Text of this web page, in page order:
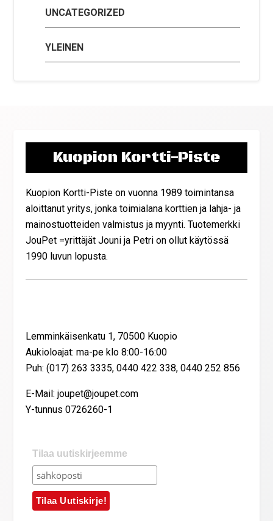
UNCATEGORIZED
YLEINEN
Kuopion Kortti-Piste
Kuopion Kortti-Piste on vuonna 1989 toimintansa
aloittanut yritys, jonka toimialana korttien ja lahja- ja
mainostuotteiden valmistus ja myynti. Tuotemerkki
JouPet =yrittäjät Jouni ja Petri on ollut käytössä
1990 luvun lopusta.
Lemminkäisenkatu 1, 70500 Kuopio
Aukioloajat: ma-pe klo 8:00-16:00
Puh: (017) 263 3335, 0440 422 338, 0440 252 856
E-Mail: joupet@joupet.com
Y-tunnus 0726260-1
Tilaa uutiskirjeemme